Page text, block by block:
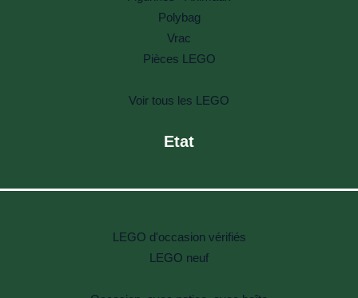
Polybag
Vrac
Pièces LEGO
Voir tous les LEGO
Etat
LEGO d'occasion vérifiés
LEGO neuf